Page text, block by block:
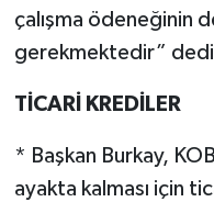
çalışma ödeneğinin
gerekmektedir”
TİCARİ KREDİLER
* Başkan Burkay,
ayakta kalması için